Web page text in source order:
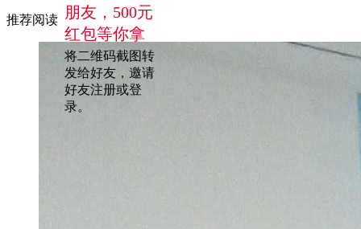
朋友，500元
红包等你拿
将二维码截图转
发给好友，邀请
好友注册或登
录。
推荐阅读